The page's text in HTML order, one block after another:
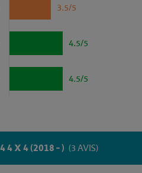
3.5/5
4.5/5
4.5/5
4 X 4 (2018 - ) (3 AVIS)